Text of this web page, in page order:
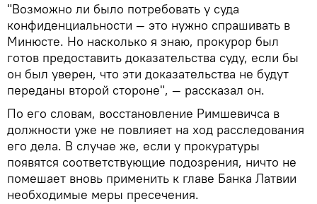
"Возможно ли было потребовать у суда
конфиденциальности — это нужно спрашивать в
Минюсте. Но насколько я знаю, прокурор был
готов предоставить доказательства суду, если бы
он был уверен, что эти доказательства не будут
переданы второй стороне", — рассказал он.
По его словам, восстановление Римшевичса в
должности уже не повлияет на ход расследования
его дела. В случае же, если у прокуратуры
появятся соответствующие подозрения, ничто не
помешает вновь применить к главе Банка Латвии
необходимые меры пресечения.